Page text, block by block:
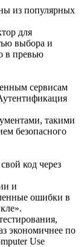
из популярных
для
выбора и
в превью
сервисам
такими
безопасного
код через
и
ошибки в
экономичнее по
Use